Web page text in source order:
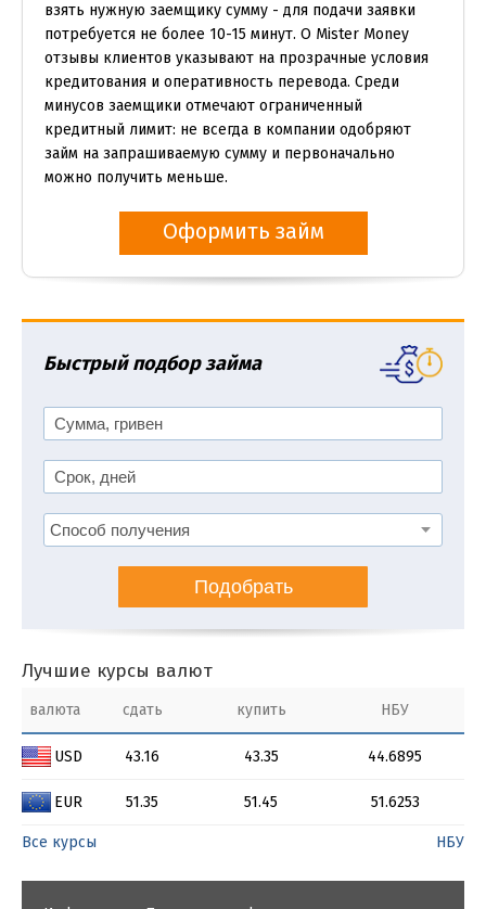
взять нужную заемщику сумму - для подачи заявки
потребуется не более 10-15 минут. О Mister Money
отзывы клиентов указывают на прозрачные условия
кредитования и оперативность перевода. Среди
минусов заемщики отмечают ограниченный
кредитный лимит: не всегда в компании одобряют
займ на запрашиваемую сумму и первоначально
можно получить меньше.
Оформить займ
Быстрый подбор займа
Подобрать
Лучшие курсы валют
валюта сдать купить НБУ
USD 43.16 43.35 44.6895
EUR 51.35 51.45 51.6253
Все курсы НБУ